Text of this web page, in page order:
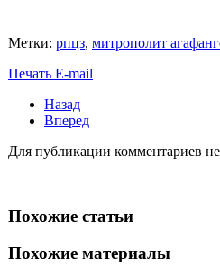
Метки: рпцз, митрополит
Печать E-mail
Назад
Вперед
Для публикации комментариев
Похожие статьи
Похожие материалы